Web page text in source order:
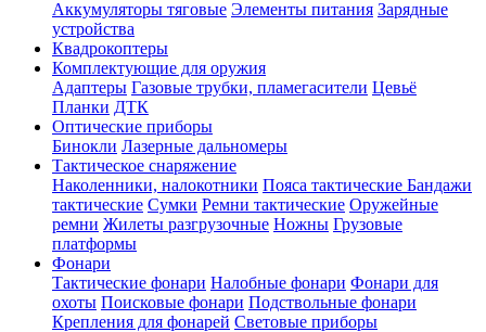
Аккумуляторы тяговые Элементы питания Зарядные
устройства
Квадрокоптеры
Комплектующие для оружия
Адаптеры Газовые трубки, пламегасители Цевьё
Планки ДТК
Оптические приборы
Бинокли Лазерные дальномеры
Тактическое снаряжение
Наколенники, налокотники Пояса тактические Бандажи
тактические Сумки Ремни тактические Оружейные
ремни Жилеты разгрузочные Ножны Грузовые
платформы
Фонари
Тактические фонари Налобные фонари Фонари для
охоты Поисковые фонари Подствольные фонари
Крепления для фонарей Световые приборы